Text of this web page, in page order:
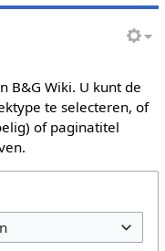
B&G Wiki. U kunt de
te selecteren, of
of paginatitel